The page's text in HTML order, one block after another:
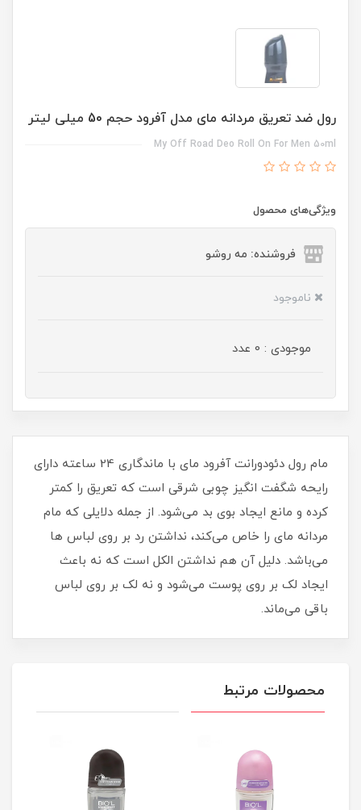
رول ضد تعریق مردانه مای مدل آفرود حجم 50 میلی لیتر
My Off Road Deo Roll On For Men 50ml
ویژگی‌های محصول
فروشنده: مه رو‌شو
ناموجود
موجودی : 0 عدد
مام رول دئودورانت آفرود مای با ماندگاری 24 ساعته دارای
رایحه شگفت انگیز چوبی شرقی است که تعریق را کمتر
کرده و مانع ایجاد بوی بد می‌شود. از جمله دلایلی که مام
مردانه مای را خاص می‌کند، نداشتن رد بر روی لباس ها
می‌باشد. دلیل آن هم نداشتن الکل است که نه باعث
ایجاد لک بر روی پوست می‌شود و نه لک بر روی لباس
باقی می‌ماند.
محصولات مرتبط